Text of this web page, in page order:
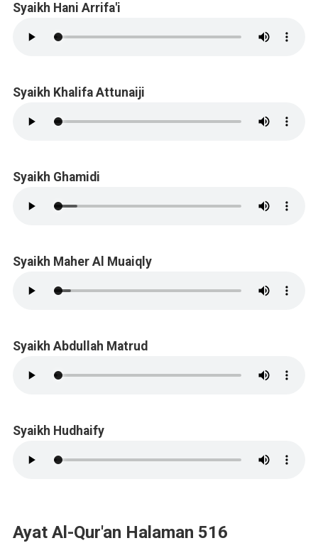
Syaikh Hani Arrifa'i
Syaikh Khalifa Attunaiji
Syaikh Ghamidi
Syaikh Maher Al Muaiqly
Syaikh Abdullah Matrud
Syaikh Hudhaify
Ayat Al-Qur'an Halaman 516